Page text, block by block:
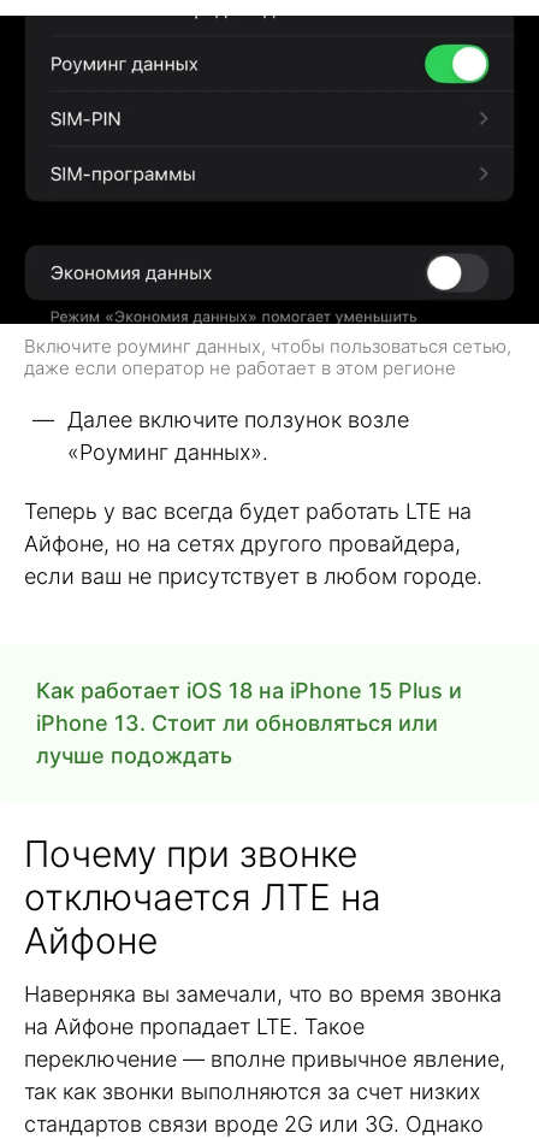
Включите роуминг данных, чтобы пользоваться сетью,
даже если оператор не работает в этом регионе
Далее включите ползунок возле
«Роуминг данных».
Теперь у вас всегда будет работать LTE на
Айфоне, но на сетях другого провайдера,
если ваш не присутствует в любом городе.
Как работает iOS 18 на iPhone 15 Plus и
iPhone 13. Cтоит ли обновляться или
лучше подождать
Почему при звонке
отключается ЛТЕ на
Айфоне
Наверняка вы замечали, что во время звонка
на Айфоне пропадает LTE. Такое
переключение — вполне привычное явление,
так как звонки выполняются за счет низких
стандартов связи вроде 2G или 3G. Однако